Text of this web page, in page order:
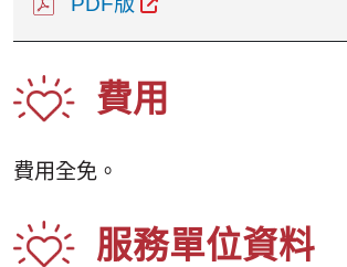
費用
費用全免。
服務單位資料